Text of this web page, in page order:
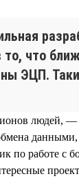
то, что
ЭЦП.
людей, —
по работе